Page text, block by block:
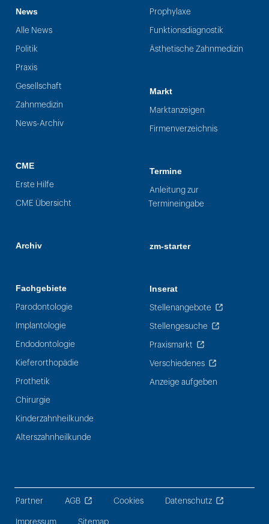
News
Alle News
Politik
Praxis
Gesellschaft
Zahnmedizin
News-Archiv
CME
Erste Hilfe
CME Übersicht
Archiv
Fachgebiete
Parodontologie
Implantologie
Endodontologie
Kieferorthopädie
Prothetik
Chirurgie
Kinderzahnheilkunde
Alterszahnheilkunde
Prophylaxe
Funktionsdiagnostik
Ästhetische Zahnmedizin
Markt
Marktanzeigen
Firmenverzeichnis
Termine
Anleitung zur
Termineingabe
zm-starter
Inserat
Stellenangebote
Stellengesuche
Praxismarkt
Verschiedenes
Anzeige aufgeben
Partner AGB Cookies Datenschutz
Impressum Sitemap